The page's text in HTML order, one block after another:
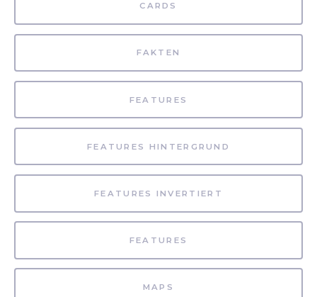
CARDS
FAKTEN
FEATURES
FEATURES HINTERGRUND
FEATURES INVERTIERT
FEATURES
MAPS